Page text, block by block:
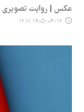
عکس | روایت تصویری
۱۴۰۵-۰۴-۱۲ ۱۲:۱۱